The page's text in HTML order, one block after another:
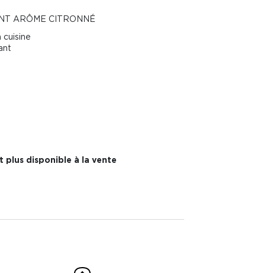
ARÔME CITRONNÉ
cuisine
plus disponible à la vente